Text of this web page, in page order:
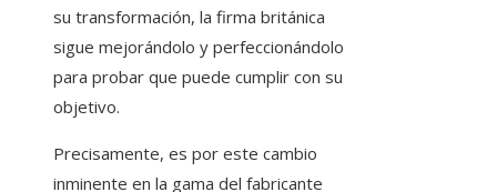
su transformación, la firma británica
sigue mejorándolo y perfeccionándolo
para probar que puede cumplir con su
objetivo.
Precisamente, es por este cambio
inminente en la gama del fabricante